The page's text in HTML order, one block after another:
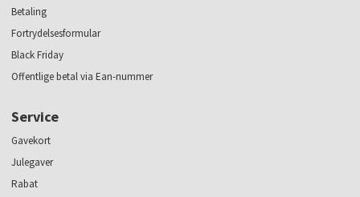
Betaling
Fortrydelsesformular
Black Friday
Offentlige betal via Ean-nummer
Service
Gavekort
Julegaver
Rabat